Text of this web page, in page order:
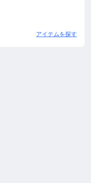
アイテムを探す